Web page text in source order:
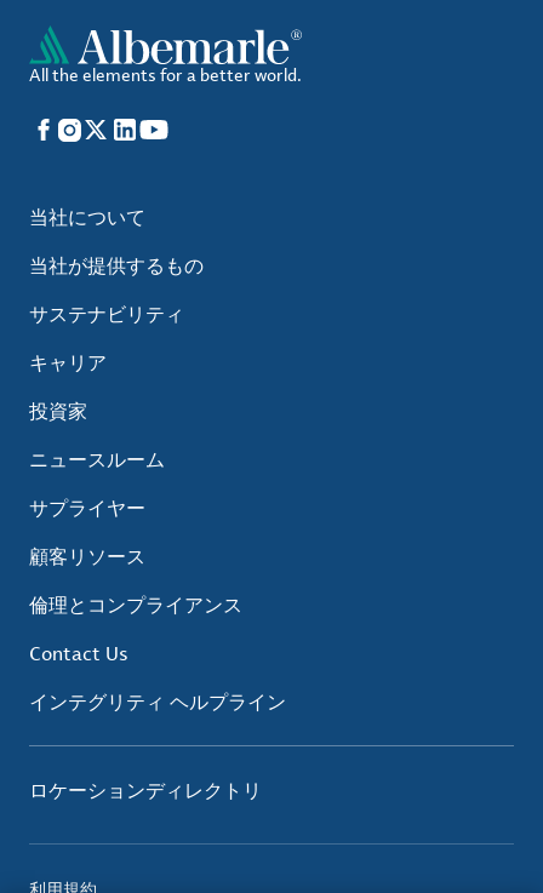
All the elements for a better world.
Facebook
Instagram
X LinkedIn
YouTube
当社について
当社が提供するもの
サステナビリティ
キャリア
投資家
ニュースルーム
サプライヤー
顧客リソース
倫理とコンプライアンス
Contact Us
インテグリティ ヘルプライン
ロケーションディレクトリ